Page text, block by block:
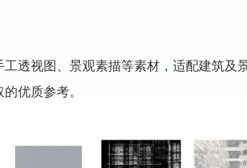
透视图、景观素描等素材，适配建筑及
优质参考。